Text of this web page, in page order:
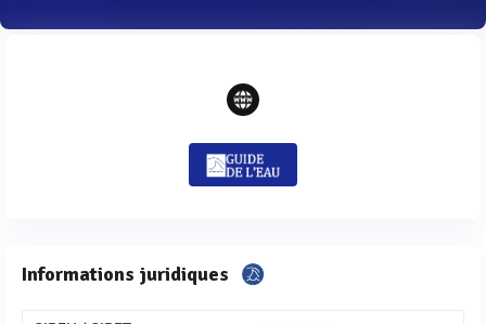
Informations juridiques